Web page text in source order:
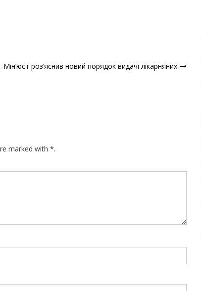
Мін’юст роз’яснив новий порядок видачі лікарняних
marked with *.